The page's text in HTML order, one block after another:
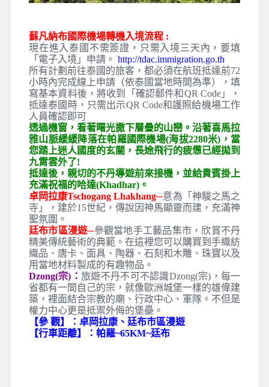
蘇凡納布國際機場轉機入境流程 :
現在進入泰國不需簽證，只需入境三天內，要填
「電子入境」申請。 http://tdac.immigration.go.th
所有計劃前往泰國的旅客，都必須在航班抵達前72
小時內完成線上申請（依泰國當地時間為準），填
寫基本資料後，將收到「確認郵件和QR Code」，
抵達泰國時，只需出示QR Code和護照給機場工作
人員確認即可
透過機窗，看著曙光撒下層疊的山巒。沿著喜馬拉
雅山脈緩緩降落在帕羅國際機場(海拔2280米)，當
您踏上迷人國度的玄關，長途飛行的疲憊已經拋到
九霄雲外了!
抵達後，親切的不丹導遊前來接機，並給貴賓掛上
充滿祝福的哈達(Khadhar)。
卓岡拉康Tschogang Lhakhang─意為「神駿之馬之
寺」，建於15世紀，傳說因神馬顯靈而建，充滿神
聖氛圍。
廷布市區漫遊─參觀當地手工藝品集市，欣賞不丹
精美傳統藝術的典範。在這裡您可以購買到手織紡
織品、唐卡、面具、陶器、石刻和木雕、珠寶以及
用當地材料製成的有趣物品。
Dzong(宗)：旅遊不丹不可不認識Dzong(宗)，每一
省都有一間自己的宗，就像歐洲城堡一樣的雄偉建
築，裡面結合宗教的廟、行政中心、軍隊。不但是
權力中心更是抵禦外侮的堡壘。
【參 觀】：卓岡拉康、廷布市區漫遊
【行車距離】：帕羅~65KM~廷布